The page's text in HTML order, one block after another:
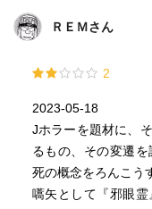
ＲＥＭさん
2
2023-05-18
Jホラーを題材に、
るもの、その変遷を
死の概念をろんこう
嚆矢として『邪眼